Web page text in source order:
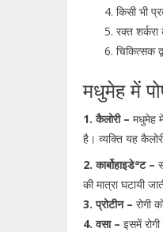
किसी भी
रक्त
चिकित्सक
मधुमेह में
1. कैलोरी – मधुमेह
है। व्यक्ति यह
2. कार्बोहाइडेªट –
की मात्रा घटायी
3. प्रोटीन – रोगी
4. वसा – इसमें